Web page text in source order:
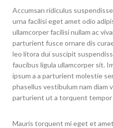
Accumsan ridiculus
urna facilisi eget amet odio
ullamcorper facilisi nullam ac
parturient fusce ornare dis
leo litora dui suscipit
faucibus ligula ullamcorper sit.
ipsum a a parturient molestie
phasellus vestibulum nam
parturient ut a torquent tempor
Mauris torquent mi eget et